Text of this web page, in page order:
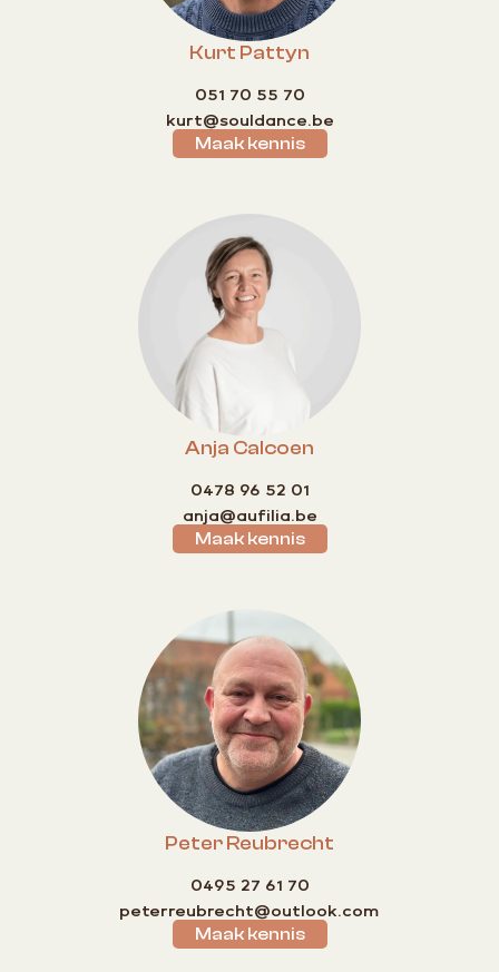
Kurt Pattyn
051 70 55 70
kurt@souldance.be
Maak kennis
Anja Calcoen
0478 96 52 01
anja@aufilia.be
Maak kennis
Peter Reubrecht
0495 27 61 70
peterreubrecht@outlook.com
Maak kennis